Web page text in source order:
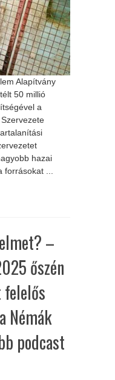
Alapítvány
50 millió
a
hazai
...
–
őszén
Némák
podcast